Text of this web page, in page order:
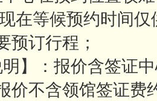
在等候预约时间
预订行程；
】：报价含签证
价不含领馆签证费